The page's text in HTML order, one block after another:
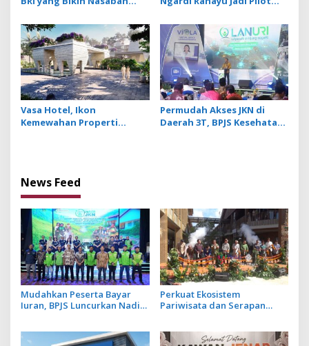
Nusa Dua
Vasa Hotel, Ikon
Kemewahan Properti
Permudah Akses JKN di
Daerah 3T, BPJS Kesehatan
News Feed
Mudahkan Peserta Bayar
Iuran, BPJS Luncurkan Nadi
Perkuat Ekosistem
Pariwisata dan Serapan
KEK Kura Kura